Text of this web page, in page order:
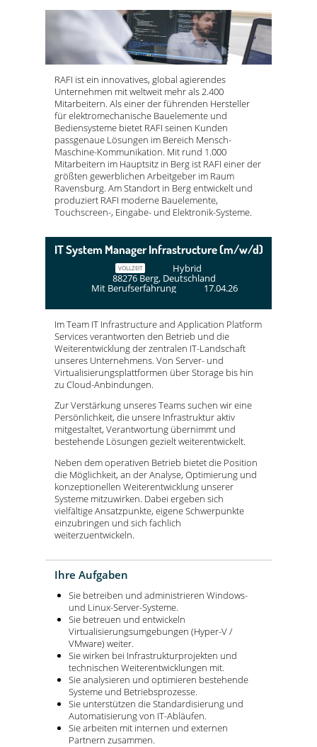
RAFI ist ein innovatives, global agierendes
Unternehmen mit weltweit mehr als 2.400
Mitarbeitern. Als einer der führenden Hersteller
für elektromechanische Bauelemente und
Bediensysteme bietet RAFI seinen Kunden
passgenaue Lösungen im Bereich Mensch-
Maschine-Kommunikation. Mit rund 1.000
Mitarbeitern im Hauptsitz in Berg ist RAFI einer der
größten gewerblichen Arbeitgeber im Raum
Ravensburg. Am Standort in Berg entwickelt und
produziert RAFI moderne Bauelemente,
Touchscreen-, Eingabe- und Elektronik-Systeme.
IT System Manager Infrastructure (m/w/d)
VOLLZEIT Hybrid
88276 Berg, Deutschland
Mit Berufserfahrung 17.04.26
Im Team IT Infrastructure and Application Platform
Services verantworten den Betrieb und die
Weiterentwicklung der zentralen IT-Landschaft
unseres Unternehmens. Von Server- und
Virtualisierungsplattformen über Storage bis hin
zu Cloud-Anbindungen.
Zur Verstärkung unseres Teams suchen wir eine
Persönlichkeit, die unsere Infrastruktur aktiv
mitgestaltet, Verantwortung übernimmt und
bestehende Lösungen gezielt weiterentwickelt.
Neben dem operativen Betrieb bietet die Position
die Möglichkeit, an der Analyse, Optimierung und
konzeptionellen Weiterentwicklung unserer
Systeme mitzuwirken. Dabei ergeben sich
vielfältige Ansatzpunkte, eigene Schwerpunkte
einzubringen und sich fachlich
weiterzuentwickeln.
Ihre Aufgaben
Sie betreiben und administrieren Windows-
und Linux-Server-Systeme.
Sie betreuen und entwickeln
Virtualisierungsumgebungen (Hyper-V /
VMware) weiter.
Sie wirken bei Infrastrukturprojekten und
technischen Weiterentwicklungen mit.
Sie analysieren und optimieren bestehende
Systeme und Betriebsprozesse.
Sie unterstützen die Standardisierung und
Automatisierung von IT-Abläufen.
Sie arbeiten mit internen und externen
Partnern zusammen.